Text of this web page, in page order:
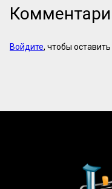
Войдите, чтобы